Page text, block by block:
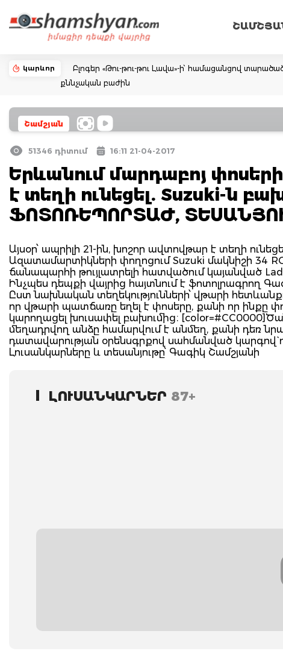
կարևոր
Բլոգեր «Թու-թու-թու Լավա»-ի՝ համացանցով
քննչական բաժին
Շամշյան
51346 դիտում 16:11 21-04-2017
Երևանում մարդաբոյ
է տեղի ունեցել. Suzuki-ն
ՖՈՏՈՌԵՊՈՐՏԱԺ,
Այսօր՝ ապրիլի 21-ին, խոշոր ավտովթար է տեղի
Ազատամարտիկների փողոցում Suzuki մակնիշի 34
ճանապարհի թույլատրելի հատվածում կայանված
Ինչպես դեպքի վայրից հայտնում է ֆոտոլրագրող
Ըստ նախնական տեղեկությունների՝ վթարի
որ վթարի պատճառը եղել է փոսերը, քանի որ ինքը
կարողացել խուսափել բախումից։
մեղադրվող անձը համարվում է անմեղ, քանի դեռ
դատավարության օրենսգրքով սահմանված
Լուսանկարները և տեսանյութը՝ Գագիկ Շամշյանի
ԼՈՒՍԱՆԿԱՐՆԵՐ 87+